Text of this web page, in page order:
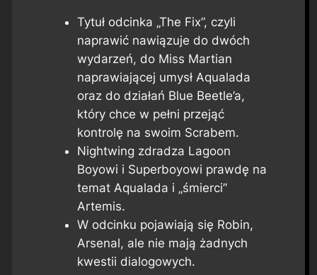
Tytuł odcinka „The Fix”, czyli
naprawić nawiązuje do dwóch
wydarzeń, do Miss Martian
naprawiającej umysł Aqualada
oraz do działań Blue Beetle’a,
który chce w pełni przejąć
kontrolę na swoim Scrabem.
Nightwing zdradza Lagoon
Boyowi i Superboyowi prawdę na
temat Aqualada i „śmierci”
Artemis.
W odcinku pojawiają się Robin,
Arsenal, ale nie mają żadnych
kwestii dialogowych.